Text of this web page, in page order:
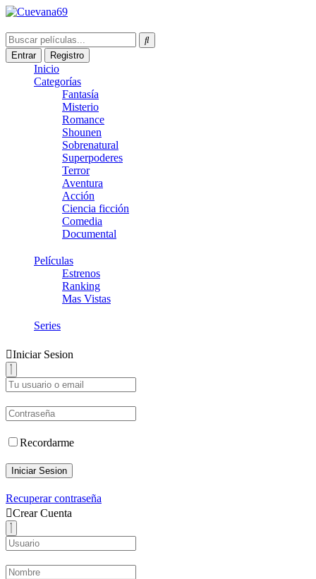
Entrar Registro
Inicio
Categorías
Fantasía
Misterio
Romance
Shounen
Sobrenatural
Superpoderes
Terror
Aventura
Acción
Ciencia ficción
Comedia
Documental
Películas
Estrenos
Ranking
Mas Vistas
Series
Iniciar Sesion
Recordarme
Iniciar Sesion
Recuperar contraseña
Crear Cuenta